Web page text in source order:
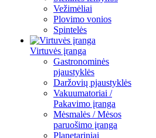
Vežimėliai
Plovimo vonios
Spintelės
Virtuvės įranga
Gastronominės
pjaustyklės
Daržovių pjaustyklės
Vakuumatoriai /
Pakavimo įranga
Mėsmalės / Mėsos
paruošimo įranga
Planetariniai